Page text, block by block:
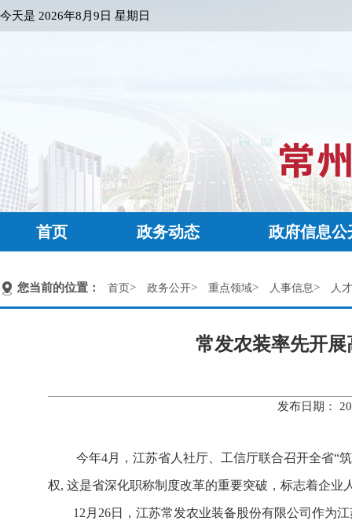
今天是 2026年8月9日 星期日
首页 政务动态 政府信息公
您当前的位置： 首页> 政务公开> 重点领域> 人事信息> 人
常发农装率先开
发布日期：
今年4月，江苏省人社厅、工信厅联合召开全省“
权, 这是省深化职称制度改革的重要突破，标志着企业
12月26日，江苏常发农业装备股份有限公司作为